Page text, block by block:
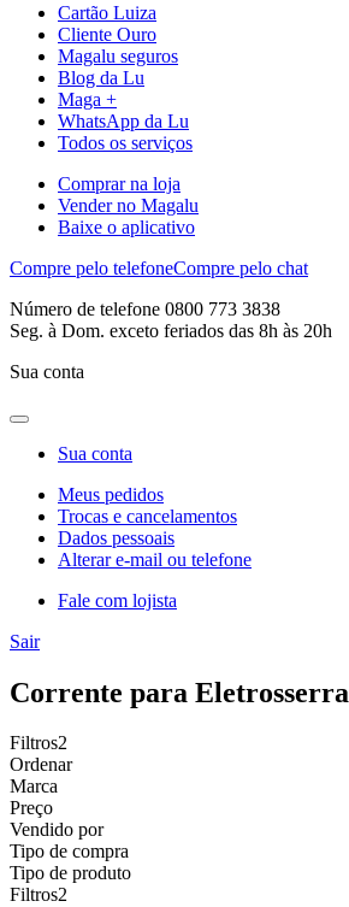
Cartão Luiza
Cliente Ouro
Magalu seguros
Blog da Lu
Maga +
WhatsApp da Lu
Todos os serviços
Comprar na loja
Vender no Magalu
Baixe o aplicativo
Compre pelo telefoneCompre pelo chat
Número de telefone 0800 773 3838
Seg. à Dom. exceto feriados das 8h às 20h
Sua conta
Sua conta
Meus pedidos
Trocas e cancelamentos
Dados pessoais
Alterar e-mail ou telefone
Fale com lojista
Sair
Corrente para Eletrosserra
Filtros2
Ordenar
Marca
Preço
Vendido por
Tipo de compra
Tipo de produto
Filtros2